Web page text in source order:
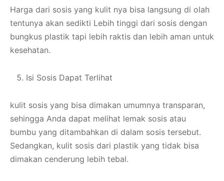
Harga dari sosis yang kulit nya bisa langsung di olah
tentunya akan sedikti Lebih tinggi dari sosis dengan
bungkus plastik tapi lebih raktis dan lebih aman untuk
kesehatan.
Isi Sosis Dapat Terlihat
kulit sosis yang bisa dimakan umumnya transparan,
sehingga Anda dapat melihat lemak sosis atau
bumbu yang ditambahkan di dalam sosis tersebut.
Sedangkan, kulit sosis dari plastik yang tidak bisa
dimakan cenderung lebih tebal.